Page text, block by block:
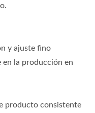
y ajuste fino
la producción en
producto consistente